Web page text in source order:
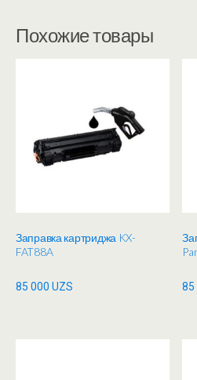
Похожие товары
Заправка картриджа KX-
FAT88A
85 000 UZS